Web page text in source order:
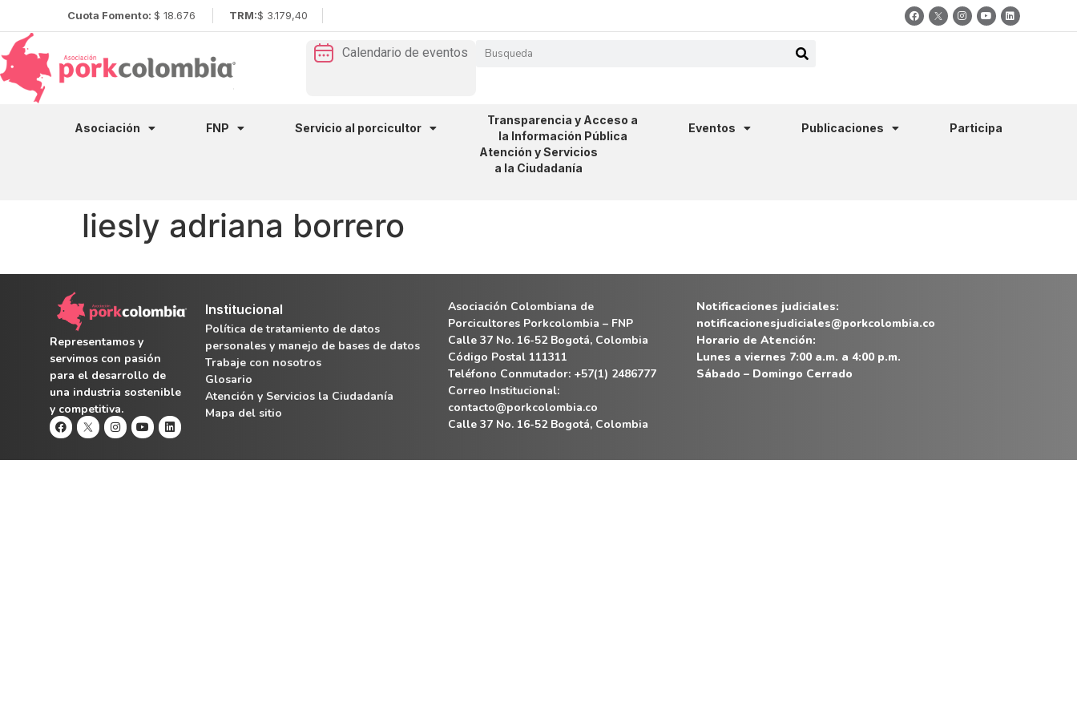
Cuota Fomento: $ 18.676 TRM:$ 3.179,40
Calendario de eventos
Asociación FNP Servicio al porcicultor
Transparencia y Acceso a
la Información Pública
Eventos Publicaciones
Participa
Atención y Servicios
a la Ciudadanía
liesly adriana borrero
Representamos y
servimos con pasión
para el desarrollo de
una industria sostenible
y competitiva.
Institucional
Política de tratamiento de datos
personales y manejo de bases de datos
Trabaje con nosotros
Glosario
Atención y Servicios la Ciudadanía
Mapa del sitio
Asociación Colombiana de
Porcicultores Porkcolombia – FNP
Calle 37 No. 16-52 Bogotá, Colombia
Código Postal 111311
Teléfono Conmutador: +57(1) 2486777
Correo Institucional:
contacto@porkcolombia.co
Calle 37 No. 16-52 Bogotá, Colombia
Notificaciones judiciales:
notificacionesjudiciales@porkcolombia.co
Horario de Atención:
Lunes a viernes 7:00 a.m. a 4:00 p.m.
Sábado – Domingo Cerrado